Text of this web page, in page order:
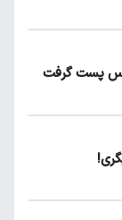
پست گرفت